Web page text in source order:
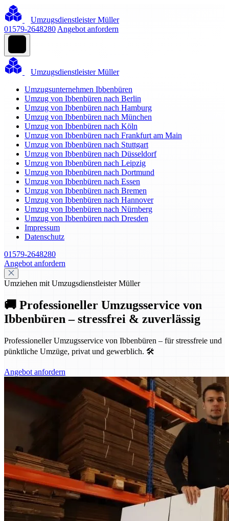
Umzugsdienstleister Müller
01579-2648280 Angebot anfordern
Umzugsdienstleister Müller
Umzugsunternehmen Ibbenbüren
Umzug von Ibbenbüren nach Berlin
Umzug von Ibbenbüren nach Hamburg
Umzug von Ibbenbüren nach München
Umzug von Ibbenbüren nach Köln
Umzug von Ibbenbüren nach Frankfurt am Main
Umzug von Ibbenbüren nach Stuttgart
Umzug von Ibbenbüren nach Düsseldorf
Umzug von Ibbenbüren nach Leipzig
Umzug von Ibbenbüren nach Dortmund
Umzug von Ibbenbüren nach Essen
Umzug von Ibbenbüren nach Bremen
Umzug von Ibbenbüren nach Hannover
Umzug von Ibbenbüren nach Nürnberg
Umzug von Ibbenbüren nach Dresden
Impressum
Datenschutz
01579-2648280
Angebot anfordern
Umziehen mit Umzugsdienstleister Müller
🚚 Professioneller Umzugsservice von
Ibbenbüren – stressfrei & zuverlässig
Professioneller Umzugsservice von Ibbenbüren – für stressfreie und
pünktliche Umzüge, privat und gewerblich. 🛠️
Angebot anfordern